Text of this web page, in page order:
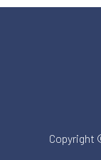
Copyright